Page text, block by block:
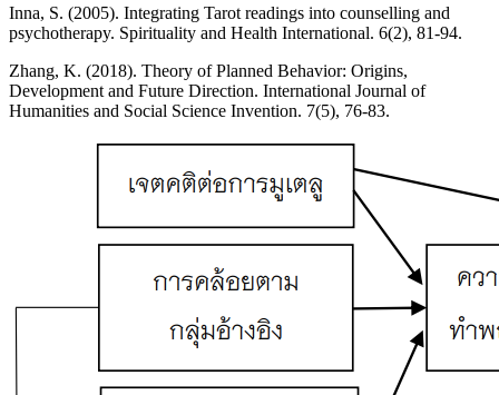
Inna, S. (2005). Integrating Tarot readings into counselling and
psychotherapy. Spirituality and Health International. 6(2), 81-94.
Zhang, K. (2018). Theory of Planned Behavior: Origins,
Development and Future Direction. International Journal of
Humanities and Social Science Invention. 7(5), 76-83.